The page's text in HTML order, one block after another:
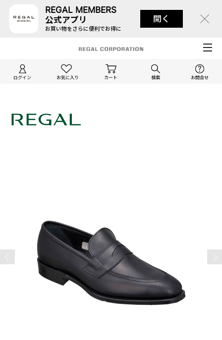
REGAL MEMBERS
公式アプリ
お買い物をさらに便利でお得に
開く
ログイン お気に入り カート 検索 お問合せ